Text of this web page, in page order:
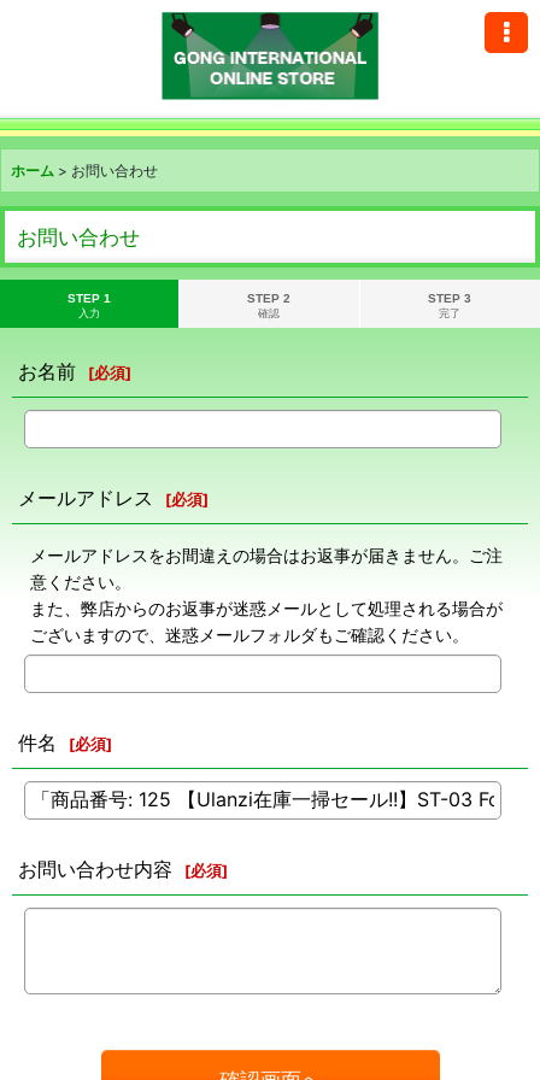
ホーム > お問い合わせ
お問い合わせ
STEP 1
入力
STEP 2
確認
STEP 3
完了
お名前 [必須]
メールアドレス [必須]
メールアドレスをお間違えの場合はお返事が届きません。ご注
意ください。
また、弊店からのお返事が迷惑メールとして処理される場合が
ございますので、迷惑メールフォルダもご確認ください。
件名 [必須]
お問い合わせ内容 [必須]